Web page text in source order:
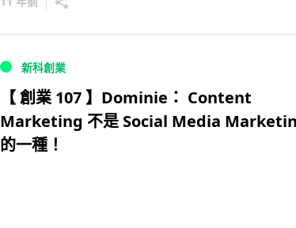
新科創業
【 創業 107 】Dominie： Content
Marketing 不是 Social Media
的一種！